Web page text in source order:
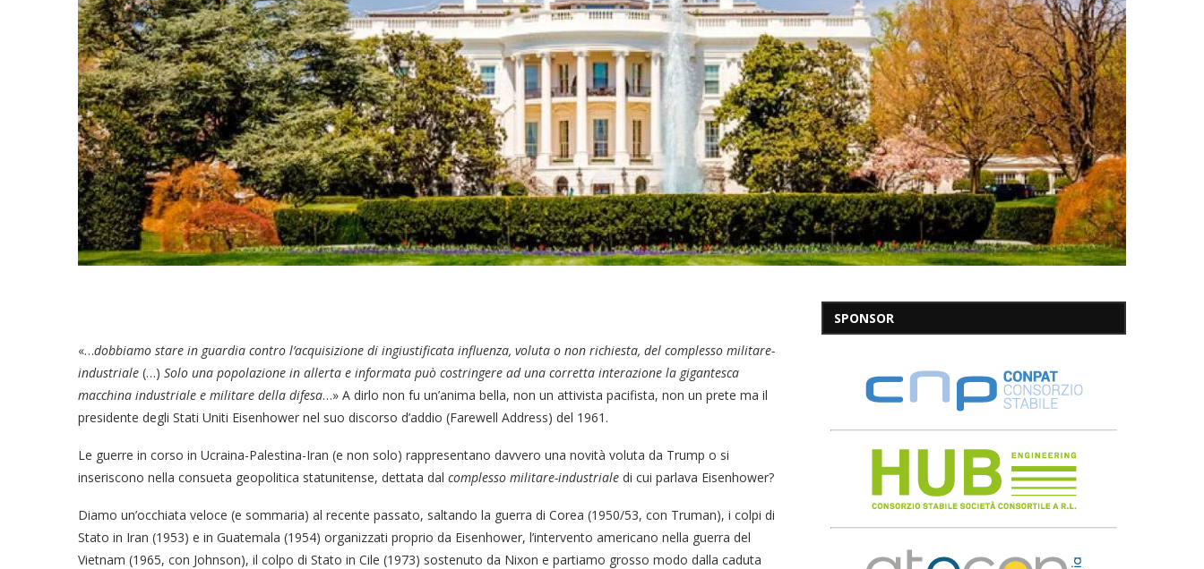
«…dobbiamo stare in guardia contro l’acquisizione di ingiustificata influenza, voluta o non richiesta, del complesso militare-
industriale (…) Solo una popolazione in allerta e informata può costringere ad una corretta interazione la gigantesca
macchina industriale e militare della difesa…» A dirlo non fu un’anima bella, non un attivista pacifista, non un prete ma il
presidente degli Stati Uniti Eisenhower nel suo discorso d’addio (Farewell Address) del 1961.
Le guerre in corso in Ucraina-Palestina-Iran (e non solo) rappresentano davvero una novità voluta da Trump o si
inseriscono nella consueta geopolitica statunitense, dettata dal complesso militare-industriale di cui parlava Eisenhower?
Diamo un’occhiata veloce (e sommaria) al recente passato, saltando la guerra di Corea (1950/53, con Truman), i colpi di
Stato in Iran (1953) e in Guatemala (1954) organizzati proprio da Eisenhower, l’intervento americano nella guerra del
Vietnam (1965, con Johnson), il colpo di Stato in Cile (1973) sostenuto da Nixon e partiamo grosso modo dalla caduta
SPONSOR